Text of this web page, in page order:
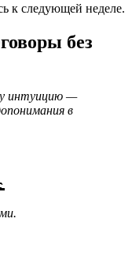
к следующей неделе.
без
интуицию —
в